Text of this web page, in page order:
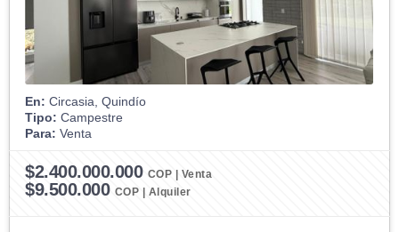
En: Circasia, Quindío
Tipo: Campestre
Para: Venta
$2.400.000.000 COP | Venta
$9.500.000 COP | Alquiler